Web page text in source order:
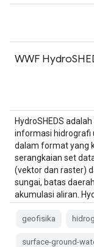
WWF
HydroSHEDS
informasi hidrografi
dalam format yang
serangkaian set
(vektor dan raster)
sungai, batas
akumulasi aliran.
geofisika
surface-ground-